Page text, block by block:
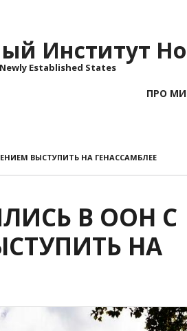
Институт
Established States
ПРО
ВЫСТУПИТЬ НА ГЕНАССАМБЛЕЕ
В ООН С
НА